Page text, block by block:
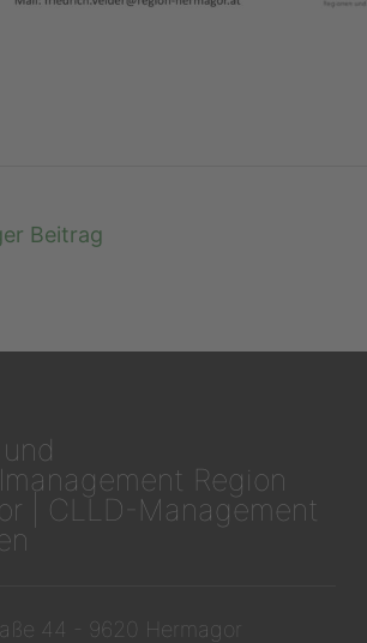
Beitrag
Region
| CLLD-Management
44 - 9620 Hermagor